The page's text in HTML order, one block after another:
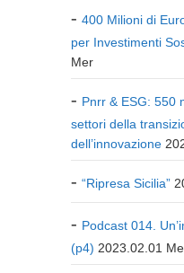
400 Milioni di
per Investimenti
Mer
Pnrr & ESG: 550
settori della
dell’innovazione
“Ripresa Sicilia”
Podcast 014.
(p4) 2023.02.01